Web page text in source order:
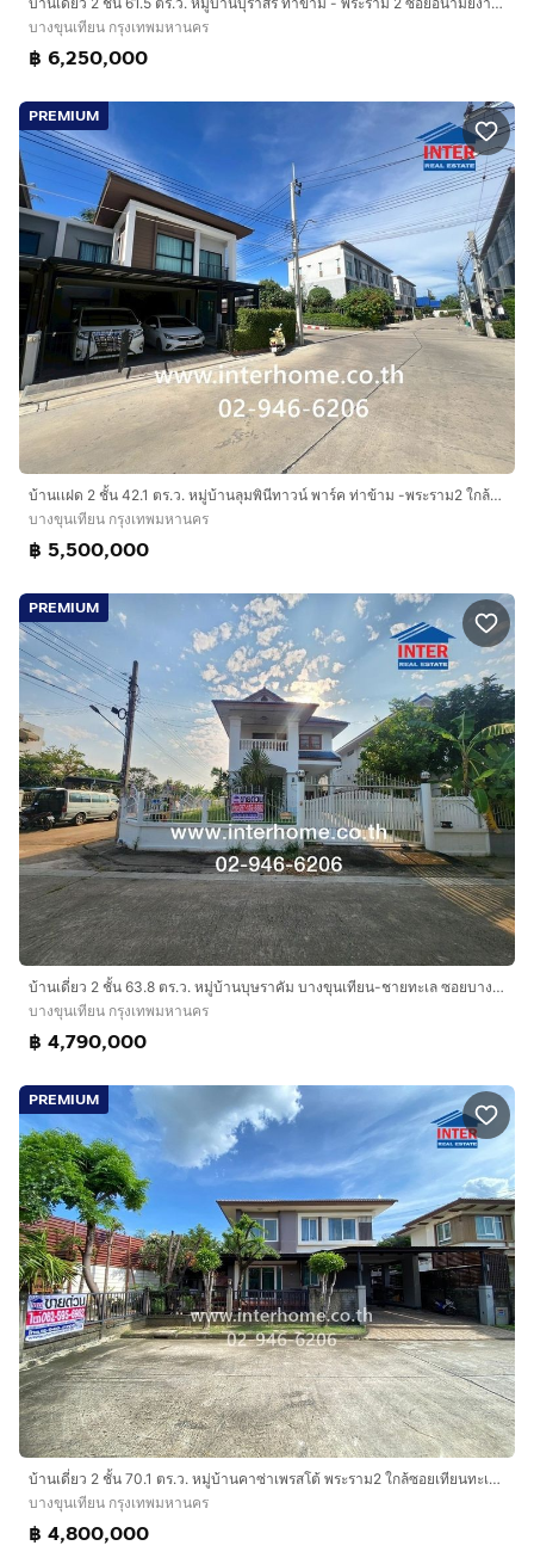
บางขุนเทียน กรุงเทพมหานคร
฿ 6,250,000
PREMIUM
บ้านเเฝด 2 ชั้น 42.1 ตร.ว. หมู่บ้านลุมพินีทาวน์ พาร์ค ท่าข้าม -พระราม2 ใกล้วัดท่าข้าม ซอยท่าข้าม ถนนพระราม2 ถนนอนามัยงามเจริญ เขตบางขุนเทียน
บางขุนเทียน กรุงเทพมหานคร
฿ 5,500,000
PREMIUM
บ้านเดี่ยว 2 ชั้น 63.8 ตร.ว. หมู่บ้านบุษราคัม บางขุนเทียน-ชายทะเล ซอยบางขุนเทียนทะเล20-1 ถนนเทียนทะเล-เลียบด่วน ถนนพระราม2 เขตบางขุนเทียน
บางขุนเทียน กรุงเทพมหานคร
฿ 4,790,000
PREMIUM
บ้านเดี่ยว 2 ชั้น 70.1 ตร.ว. หมู่บ้านคาซ่าเพรสโต้ พระราม2 ใกล้ซอยเทียนทะเล24 ถนนบางขุนเทียน ถนนพระราม2 เขตบางขุนเทียน กรุงเทพมหานคร
บางขุนเทียน กรุงเทพมหานคร
฿ 4,800,000